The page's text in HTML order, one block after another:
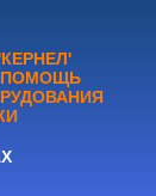
ПОМОЩЬ